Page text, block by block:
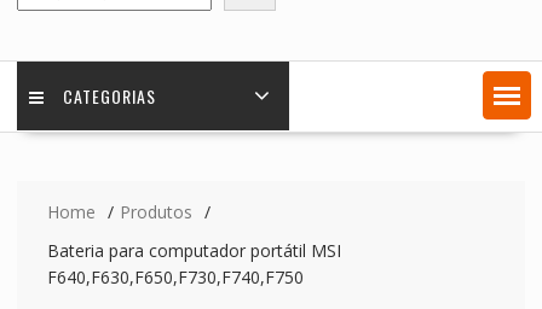
CATEGORIAS
Home
Produtos
Bateria para computador portátil MSI
F640,F630,F650,F730,F740,F750